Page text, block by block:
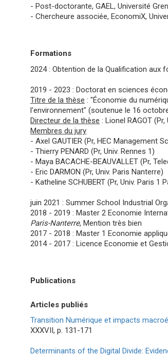
- Post-doctorante, GAEL, Université
- Chercheure associée, EconomiX,
Formations
2024 : Obtention de la Qualification aux
2019 - 2023 : Doctorat en sciences
Titre de la thèse : "Économie du
l'environnement" (soutenue le 16
Directeur de la thèse : Lionel RAGOT
Membres du jury
- Axel GAUTIER (Pr, HEC Management
- Thierry PENARD (Pr, Univ. Rennes 1)
- Maya BACACHE-BEAUVALLET (Pr,
- Eric DARMON (Pr, Univ. Paris Nanterre)
- Katheline SCHUBERT (Pr, Univ. Paris 1
juin 2021 : Summer School Industrial
2018 - 2019 : Master 2 Economie
Paris-Nanterre, Mention très bien
2017 - 2018 : Master 1 Economie
2014 - 2017 : Licence Economie et
Publications
Articles publiés
Transition Numérique et impacts
XXXVII, p. 131-171
Determinants of the Digital Divide: